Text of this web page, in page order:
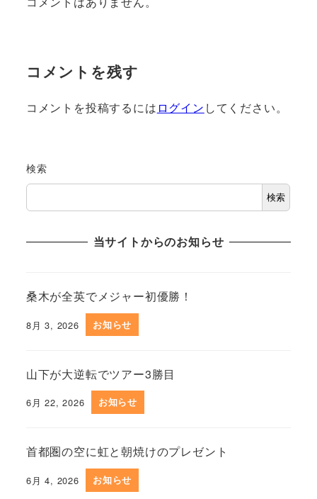
コメントを残す
コメントを投稿するには ログイン してください。
検索
検索
当サイトからのお知らせ
桑木が全英でメジャー初優勝！
8月 3, 2026 お知らせ
山下が大逆転でツアー3勝目
6月 22, 2026 お知らせ
首都圏の空に虹と朝焼けのプレゼント
6月 4, 2026 お知らせ